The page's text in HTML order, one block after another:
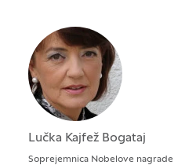
Lučka Kajfež Bogataj
Soprejemnica Nobelove nagrade